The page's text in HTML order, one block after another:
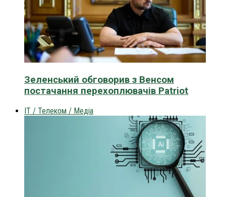
Зеленський обговорив з Венсом
постачання перехоплювачів Patriot
IT / Телеком / Медіа